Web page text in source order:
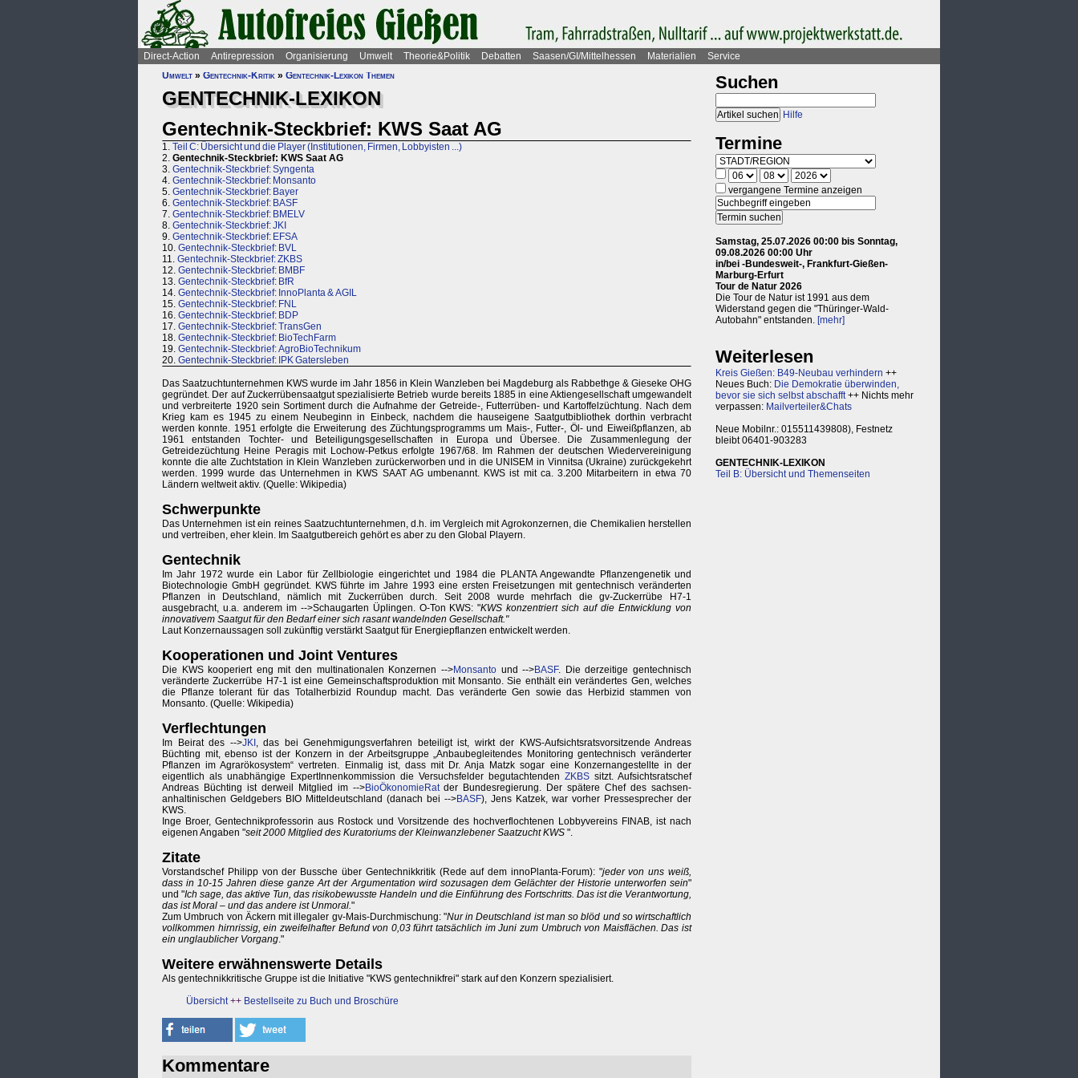
Direct-Action Antirepression Organisierung Umwelt Theorie&Politik Debatten Saasen/GI/Mittelhessen Materialien
Service
Umwelt » Gentechnik-Kritik » Gentechnik-Lexikon Themen
GENTECHNIK-LEXIKON
Gentechnik-Steckbrief: KWS Saat AG
1. Teil C: Übersicht und die Player (Institutionen, Firmen, Lobbyisten ...)
2. Gentechnik-Steckbrief: KWS Saat AG
3. Gentechnik-Steckbrief: Syngenta
4. Gentechnik-Steckbrief: Monsanto
5. Gentechnik-Steckbrief: Bayer
6. Gentechnik-Steckbrief: BASF
7. Gentechnik-Steckbrief: BMELV
8. Gentechnik-Steckbrief: JKI
9. Gentechnik-Steckbrief: EFSA
10. Gentechnik-Steckbrief: BVL
11. Gentechnik-Steckbrief: ZKBS
12. Gentechnik-Steckbrief: BMBF
13. Gentechnik-Steckbrief: BfR
14. Gentechnik-Steckbrief: InnoPlanta & AGIL
15. Gentechnik-Steckbrief: FNL
16. Gentechnik-Steckbrief: BDP
17. Gentechnik-Steckbrief: TransGen
18. Gentechnik-Steckbrief: BioTechFarm
19. Gentechnik-Steckbrief: AgroBioTechnikum
20. Gentechnik-Steckbrief: IPK Gatersleben
Das Saatzuchtunternehmen KWS wurde im Jahr 1856 in Klein Wanzleben bei Magdeburg als Rabbethge & Gieseke OHG
gegründet. Der auf Zuckerrübensaatgut spezialisierte Betrieb wurde bereits 1885 in eine Aktiengesellschaft umgewandelt
und verbreiterte 1920 sein Sortiment durch die Aufnahme der Getreide-, Futterrüben- und Kartoffelzüchtung. Nach dem
Krieg kam es 1945 zu einem Neubeginn in Einbeck, nachdem die hauseigene Saatgutbibliothek dorthin verbracht
werden konnte. 1951 erfolgte die Erweiterung des Züchtungsprogramms um Mais-, Futter-, Öl- und Eiweißpflanzen, ab
1961 entstanden Tochter- und Beteiligungsgesellschaften in Europa und Übersee. Die Zusammenlegung der
Getreidezüchtung Heine Peragis mit Lochow-Petkus erfolgte 1967/68. Im Rahmen der deutschen Wiedervereinigung
konnte die alte Zuchtstation in Klein Wanzleben zurückerworben und in die UNISEM in Vinnitsa (Ukraine) zurückgekehrt
werden. 1999 wurde das Unternehmen in KWS SAAT AG umbenannt. KWS ist mit ca. 3.200 Mitarbeitern in etwa 70
Ländern weltweit aktiv. (Quelle: Wikipedia)
Schwerpunkte
Das Unternehmen ist ein reines Saatzuchtunternehmen, d.h. im Vergleich mit Agrokonzernen, die Chemikalien herstellen
und vertreiben, eher klein. Im Saatgutbereich gehört es aber zu den Global Playern.
Gentechnik
Im Jahr 1972 wurde ein Labor für Zellbiologie eingerichtet und 1984 die PLANTA Angewandte Pflanzengenetik und
Biotechnologie GmbH gegründet. KWS führte im Jahre 1993 eine ersten Freisetzungen mit gentechnisch veränderten
Pflanzen in Deutschland, nämlich mit Zuckerrüben durch. Seit 2008 wurde mehrfach die gv-Zuckerrübe H7-1
ausgebracht, u.a. anderem im -->Schaugarten Üplingen. O-Ton KWS: "KWS konzentriert sich auf die Entwicklung von
innovativem Saatgut für den Bedarf einer sich rasant wandelnden Gesellschaft."
Laut Konzernaussagen soll zukünftig verstärkt Saatgut für Energiepflanzen entwickelt werden.
Kooperationen und Joint Ventures
Die KWS kooperiert eng mit den multinationalen Konzernen -->Monsantound -->BASF. Die derzeitige gentechnisch
veränderte Zuckerrübe H7-1 ist eine Gemeinschaftsproduktion mit Monsanto. Sie enthält ein verändertes Gen, welches
die Pflanze tolerant für das Totalherbizid Roundup macht. Das veränderte Gen sowie das Herbizid stammen von
Monsanto. (Quelle: Wikipedia)
Verflechtungen
Im Beirat des -->JKI , das bei Genehmigungsverfahren beteiligt ist, wirkt der KWS-Aufsichtsratsvorsitzende Andreas
Büchting mit, ebenso ist der Konzern in der Arbeitsgruppe „Anbaubegleitendes Monitoring gentechnisch veränderter
Pflanzen im Agrarökosystem“ vertreten. Einmalig ist, dass mit Dr. Anja Matzk sogar eine Konzernangestellte in der
eigentlich als unabhängige ExpertInnenkommission die Versuchsfelder begutachtenden ZKBS sitzt. Aufsichtsratschef
Andreas Büchting ist derweil Mitglied im -->BioÖkonomieRatder Bundesregierung. Der spätere Chef des sachsen-
anhaltinischen Geldgebers BIO Mitteldeutschland (danach bei -->BASF), Jens Katzek, war vorher Pressesprecher der
KWS.
Inge Broer, Gentechnikprofessorin aus Rostock und Vorsitzende des hochverflochtenen Lobbyvereins FINAB, ist nach
eigenen Angaben "seit 2000 Mitglied des Kuratoriums der Kleinwanzlebener Saatzucht KWS ".
Zitate
Vorstandschef Philipp von der Bussche über Gentechnikkritik (Rede auf dem innoPlanta-Forum): "jeder von uns weiß,
dass in 10-15 Jahren diese ganze Art der Argumentation wird sozusagen dem Gelächter der Historie unterworfen sein"
und "Ich sage, das aktive Tun, das risikobewusste Handeln und die Einführung des Fortschritts. Das ist die Verantwortung,
das ist Moral – und das andere ist Unmoral."
Zum Umbruch von Äckern mit illegaler gv-Mais-Durchmischung: "Nur in Deutschland ist man so blöd und so wirtschaftlich
vollkommen hirnrissig, ein zweifelhafter Befund von 0,03 führt tatsächlich im Juni zum Umbruch von Maisflächen. Das ist
ein unglaublicher Vorgang."
Weitere erwähnenswerte Details
Als gentechnikkritische Gruppe ist die Initiative "KWS gentechnikfrei" stark auf den Konzern spezialisiert.
Übersicht++ Bestellseite zu Buch und Broschüre
Kommentare
Suchen
Hilfe
Termine
vergangene Termine anzeigen
Samstag, 25.07.2026 00:00 bis Sonntag,
09.08.2026 00:00 Uhr
in/bei -Bundesweit-, Frankfurt-Gießen-
Marburg-Erfurt
Tour de Natur 2026
Die Tour de Natur ist 1991 aus dem
Widerstand gegen die "Thüringer-Wald-
Autobahn" entstanden. [mehr]
Weiterlesen
Kreis Gießen: B49-Neubau verhindern ++
Neues Buch: Die Demokratie überwinden,
bevor sie sich selbst abschafft++ Nichts mehr
verpassen: Mailverteiler&Chats
Neue Mobilnr.: 015511439808), Festnetz
bleibt 06401-903283
GENTECHNIK-LEXIKON
Teil B: Übersicht und Themenseiten